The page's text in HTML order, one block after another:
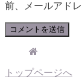
前、メールアド
トップページへ